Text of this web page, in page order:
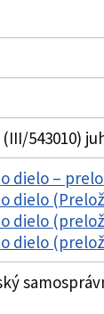
543010)
dielo –
dielo
dielo
dielo